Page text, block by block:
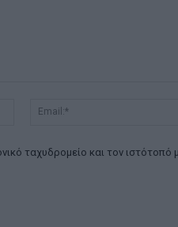
Όνομα:*
ταχυδρομείο και τον